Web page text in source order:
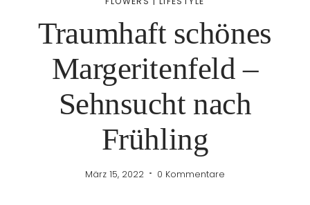
Traumhaft schönes
Margeritenfeld –
Sehnsucht nach
Frühling
März 15, 2022 0 Kommentare